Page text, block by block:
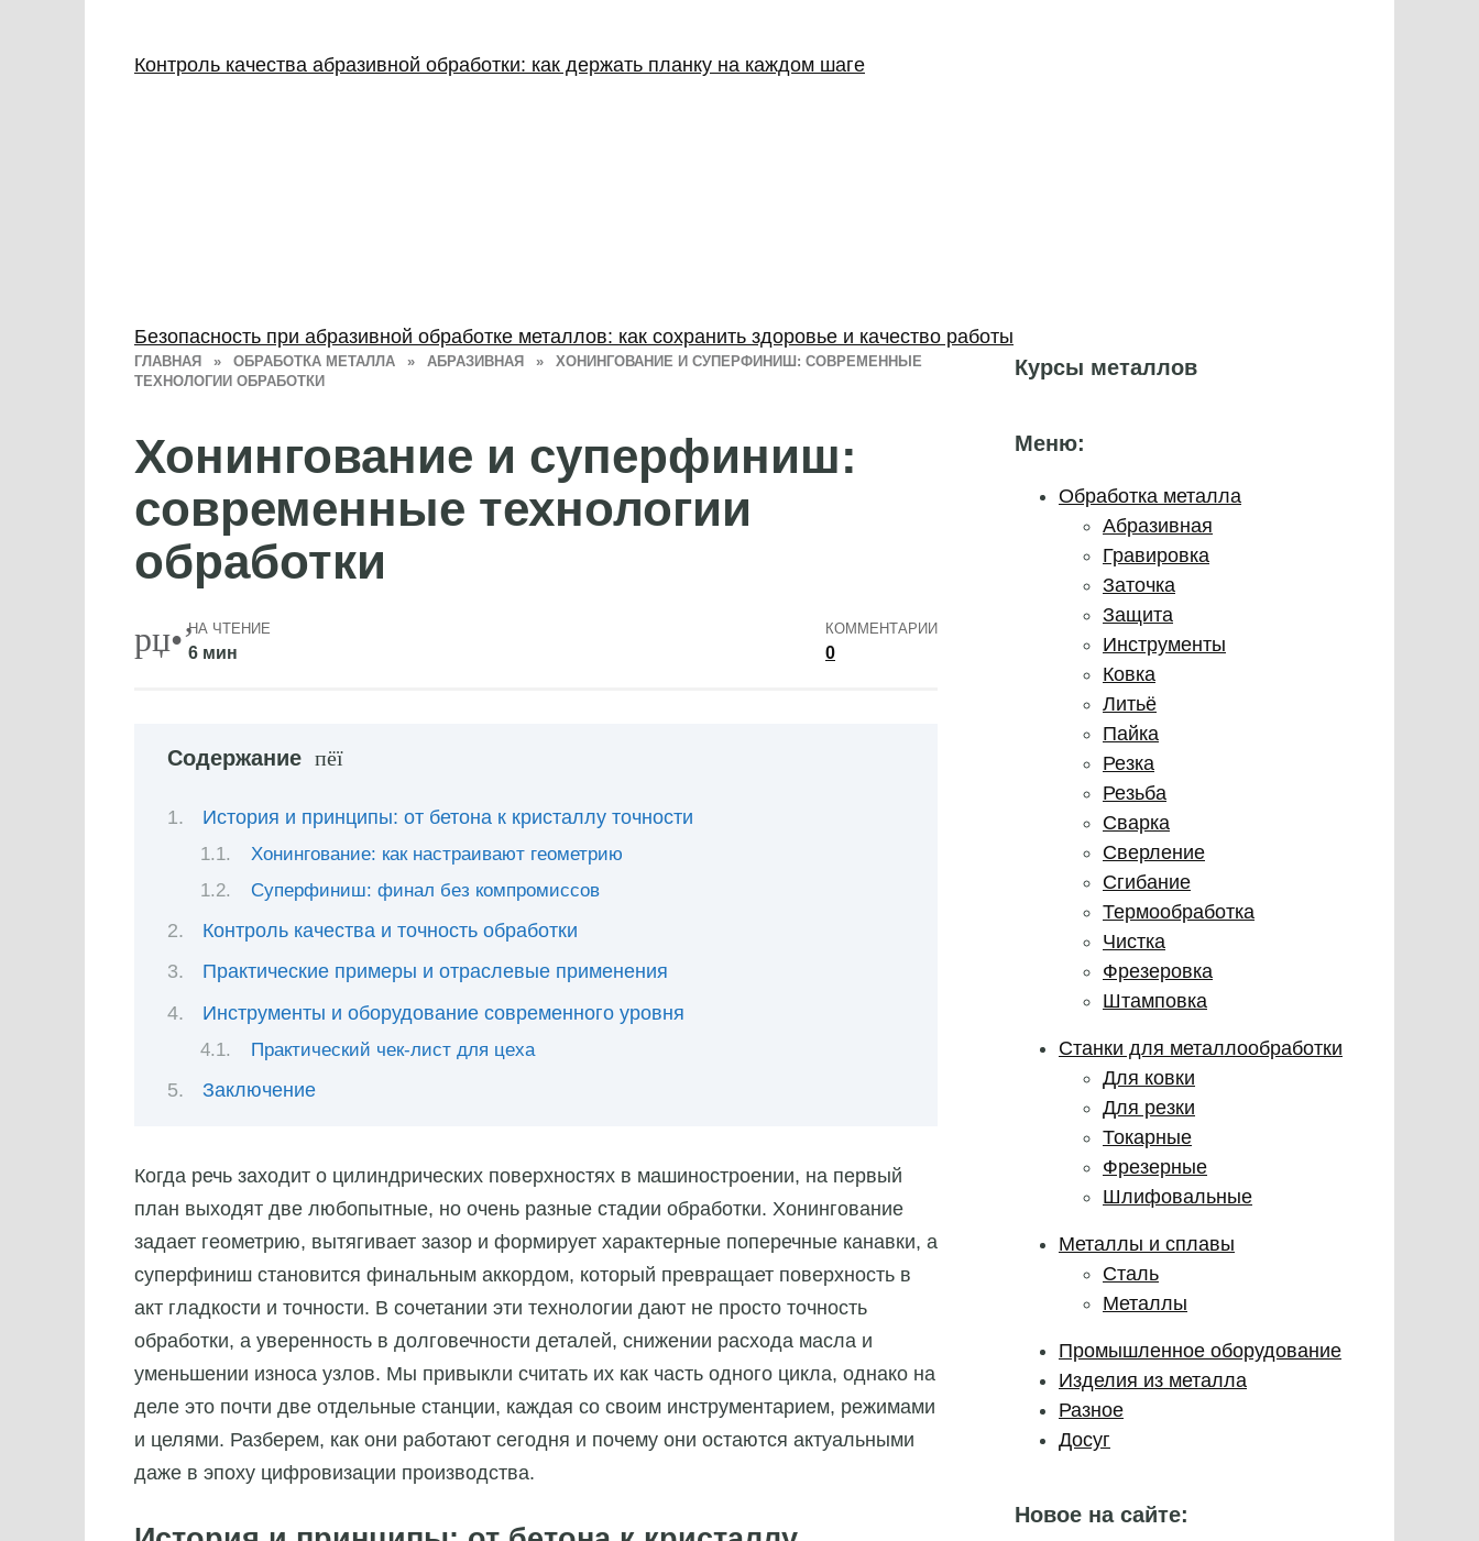
ГЛАВНАЯ » ОБРАБОТКА МЕТАЛЛА » АБРАЗИВНАЯ »
ХОНИНГОВАНИЕ И СУПЕРФИНИШ: СОВРЕМЕННЫЕ
ТЕХНОЛОГИИ ОБРАБОТКИ
Хонингование и суперфиниш:
современные технологии
обработки
НА ЧТЕНИЕ
6 мин
КОММЕНТАРИИ
0
Содержание
История и принципы: от бетона к кристаллу точности
Хонингование: как настраивают геометрию
Суперфиниш: финал без компромиссов
Контроль качества и точность обработки
Практические примеры и отраслевые применения
Инструменты и оборудование современного уровня
Практический чек-лист для цеха
Заключение
Когда речь заходит о цилиндрических поверхностях в машиностроении, на первый
план выходят две любопытные, но очень разные стадии обработки. Хонингование
задает геометрию, вытягивает зазор и формирует характерные поперечные канавки, а
суперфиниш становится финальным аккордом, который превращает поверхность в
акт гладкости и точности. В сочетании эти технологии дают не просто точность
обработки, а уверенность в долговечности деталей, снижении расхода масла и
уменьшении износа узлов. Мы привыкли считать их как часть одного цикла, однако на
деле это почти две отдельные станции, каждая со своим инструментарием, режимами
и целями. Разберем, как они работают сегодня и почему они остаются актуальными
даже в эпоху цифровизации производства.
Курсы металлов
Меню:
Обработка металла
Абразивная
Гравировка
Заточка
Защита
Инструменты
Ковка
Литьё
Пайка
Резка
Резьба
Сварка
Сверление
Сгибание
Термообработка
Чистка
Фрезеровка
Штамповка
Станки для металлообработки
Для ковки
Для резки
Токарные
Фрезерные
Шлифовальные
Металлы и сплавы
Сталь
Металлы
Промышленное оборудование
Изделия из металла
Разное
Досуг
Новое на сайте:
Контроль качества абразивной обработки: как держать планку на каждом шаге
Безопасность при абразивной обработке металлов: как сохранить здоровье и качество работы